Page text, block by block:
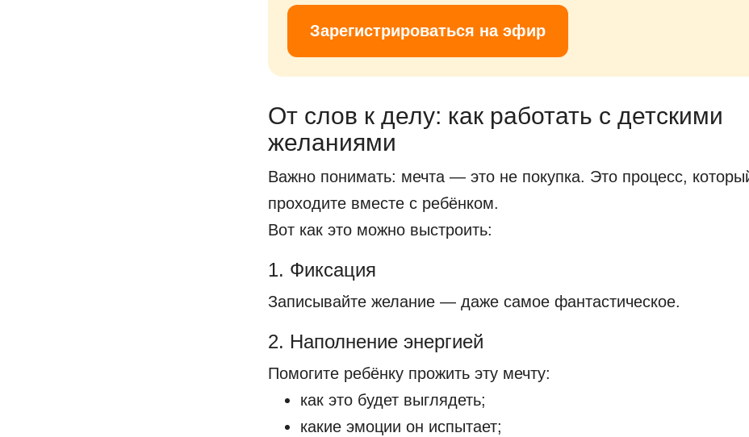
Зарегистрироваться на эфир
От слов к делу: как работать с детскими
желаниями
Важно понимать: мечта — это не покупка. Это процесс,
проходите вместе с ребёнком.
Вот как это можно выстроить:
1. Фиксация
Записывайте желание — даже самое фантастическое.
2. Наполнение энергией
Помогите ребёнку прожить эту мечту:
как это будет выглядеть;
какие эмоции он испытает;